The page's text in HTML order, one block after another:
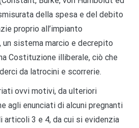
della spesa e del debito
proprio all’impianto
un sistema marcio e decrepito
Costituzione illiberale, ciò che
da latrocini e scorrerie.
ovvi motivi, da ulteriori
agli enunciati di alcuni pregnanti
articoli 3 e 4, da cui si evidenzia